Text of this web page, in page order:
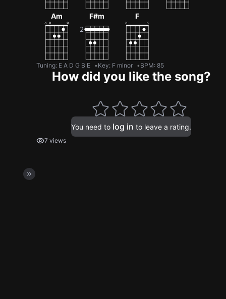
Am F#m F
Tuning: E A D G B E Key: F minor BPM: 85
How did you like the song?
You need to log in to leave a rating.
7 views